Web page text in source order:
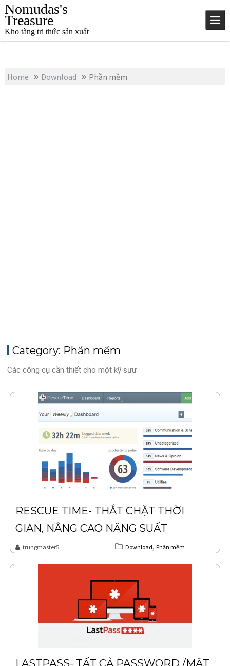
p
Nomudas's
Treasure
Kho tàng tri thức sản xuất
Home Download Phần mềm
Category: Phần mềm
Các công cụ cần thiết cho một kỹ sưư
RESCUE TIME- THẮT CHẶT THỜI
GIAN, NÂNG CAO NĂNG SUẤT
trungmaster5 Download, Phần mềm
LASTPASS- TẤT CẢ PASSWORD /MẬT